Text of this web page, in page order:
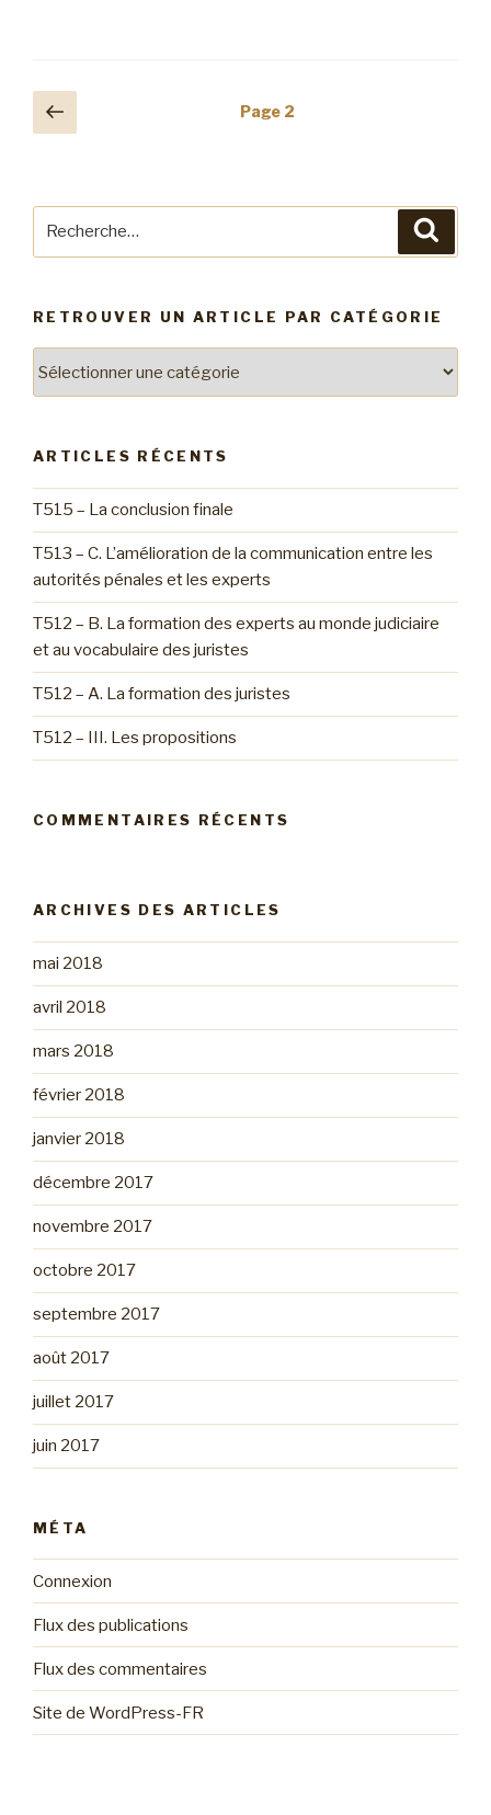
Navigation
desprécédente
Page 2
RETROUVER UN ARTICLE PAR CATÉGORIE
catégorie
ARTICLES RÉCENTS
T515 – La conclusion finale
T513 – C. L’amélioration de la communication entre les
autorités pénales et les experts
T512 – B. La formation des experts au monde judiciaire
et au vocabulaire des juristes
T512 – A. La formation des juristes
T512 – III. Les propositions
COMMENTAIRES RÉCENTS
ARCHIVES DES ARTICLES
mai 2018
avril 2018
mars 2018
février 2018
janvier 2018
décembre 2017
novembre 2017
octobre 2017
septembre 2017
août 2017
juillet 2017
juin 2017
MÉTA
Connexion
Flux des publications
Flux des commentaires
Site de WordPress-FR